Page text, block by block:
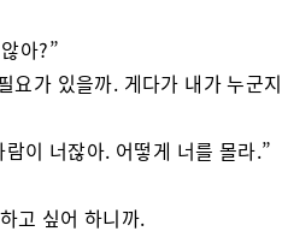
아?”
요가 있을까. 게다가 내가 누군
이 너잖아. 어떻게 너를 몰라.”
고 싶어 하니까.